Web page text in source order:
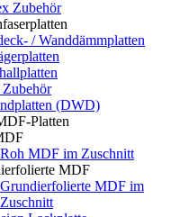
Zubehör
/ Wanddämmplatten
Zubehör
(DWD)
Platten
Roh MDF im Zuschnitt
MDF
Grundierfolierte MDF im
Zuschnitt